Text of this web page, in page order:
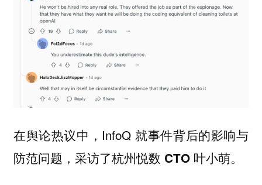
在舆论热议中，InfoQ 就事件背后的影响与
防范问题， 采访了杭州悦数 CTO 叶小萌。